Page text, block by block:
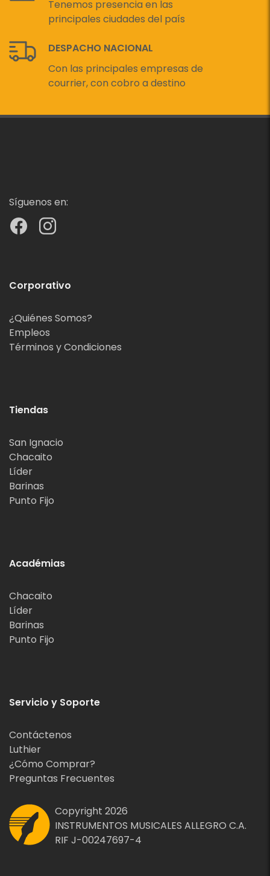
Tenemos presencia en las
principales ciudades del país
DESPACHO NACIONAL
Con las principales empresas de
courrier, con cobro a destino
Síguenos en:
Corporativo
¿Quiénes Somos?
Empleos
Términos y Condiciones
Tiendas
San Ignacio
Chacaito
Líder
Barinas
Punto Fijo
Académias
Chacaito
Líder
Barinas
Punto Fijo
Servicio y Soporte
Contáctenos
Luthier
¿Cómo Comprar?
Preguntas Frecuentes
Copyright 2026
INSTRUMENTOS MUSICALES ALLEGRO C.A.
RIF J-00247697-4